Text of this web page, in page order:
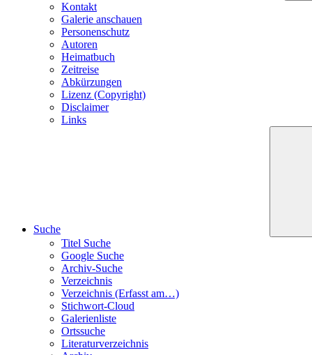
Kontakt
Galerie anschauen
Personenschutz
Autoren
Heimatbuch
Zeitreise
Abkürzungen
Lizenz (Copyright)
Disclaimer
Links
Suche
Titel Suche
Google Suche
Archiv-Suche
Verzeichnis
Verzeichnis (Erfasst am…)
Stichwort-Cloud
Galerienliste
Ortssuche
Literaturverzeichnis